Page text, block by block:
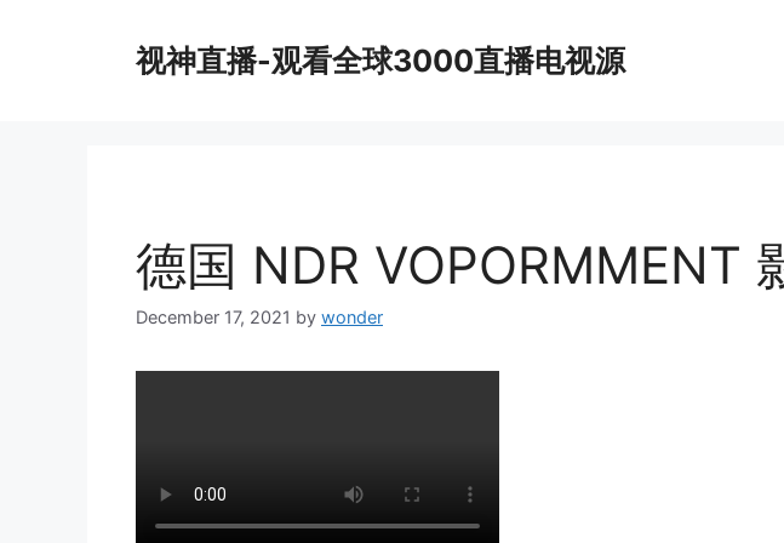
视神直播-观看全球3000直播电视源
德国 NDR VOPORMMENT
December 17, 2021 by wonder